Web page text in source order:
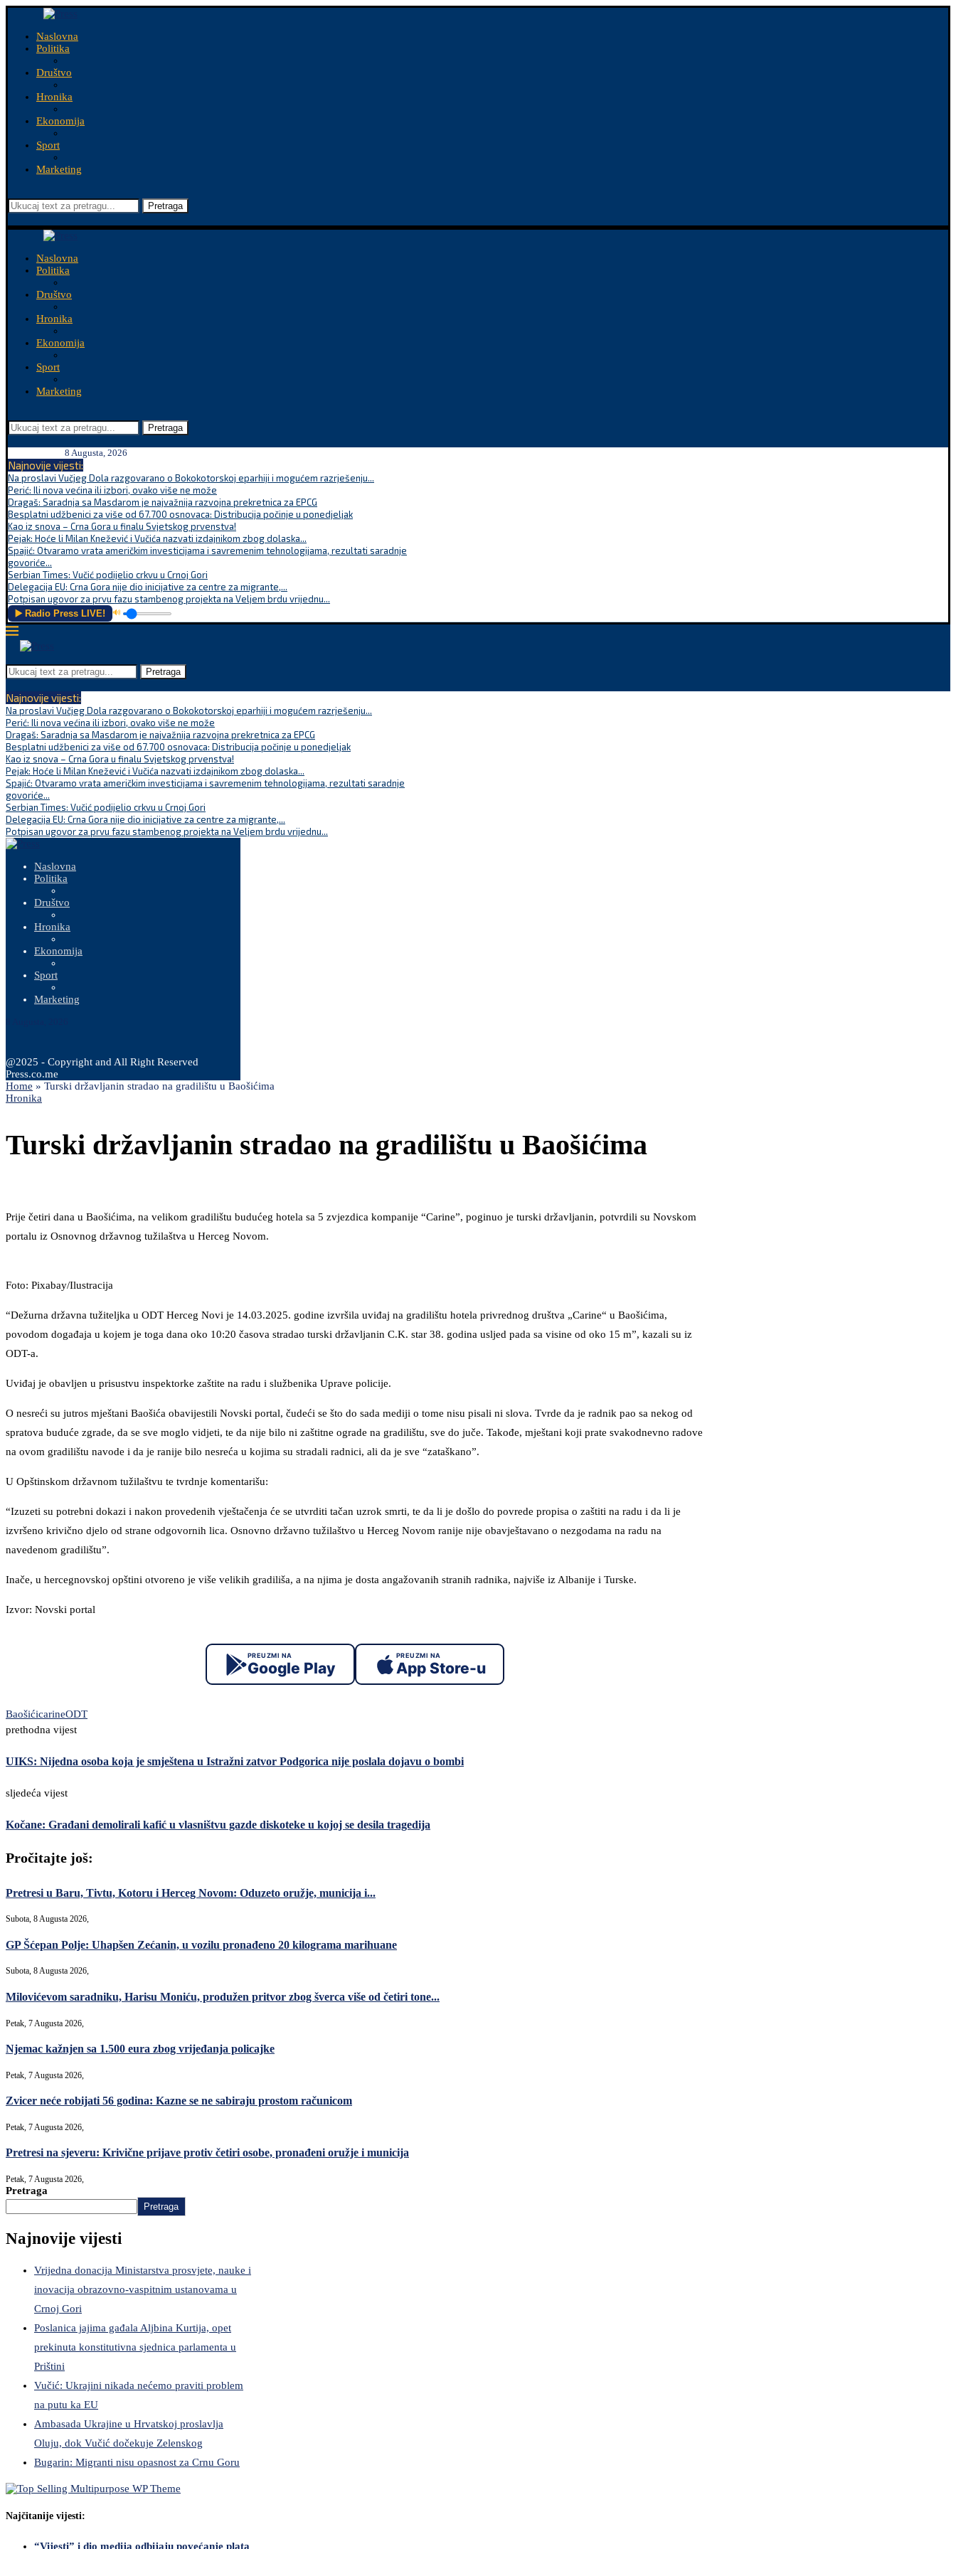
Naslovna
Politika
Društvo
Hronika
Ekonomija
Sport
Marketing
Pretraga
Naslovna
Politika
Društvo
Hronika
Ekonomija
Sport
Marketing
Pretraga
8 Augusta, 2026
Najnovije vijesti:
Na proslavi Vučjeg Dola razgovarano o Bokokotorskoj eparhiji i mogućem razrješenju...
Perić: Ili nova većina ili izbori, ovako više ne može
Dragaš: Saradnja sa Masdarom je najvažnija razvojna prekretnica za EPCG
Besplatni udžbenici za više od 67.700 osnovaca: Distribucija počinje u ponedjeljak
Kao iz snova – Crna Gora u finalu Svjetskog prvenstva!
Pejak: Hoće li Milan Knežević i Vučića nazvati izdajnikom zbog dolaska...
Spajić: Otvaramo vrata američkim investicijama i savremenim tehnologijama, rezultati saradnje
govoriće...
Serbian Times: Vučić podijelio crkvu u Crnoj Gori
Delegacija EU: Crna Gora nije dio inicijative za centre za migrante,...
Potpisan ugovor za prvu fazu stambenog projekta na Veljem brdu vrijednu...
▶️ Radio Press LIVE! 🔊
Pretraga
Najnovije vijesti:
Na proslavi Vučjeg Dola razgovarano o Bokokotorskoj eparhiji i mogućem razrješenju...
Perić: Ili nova većina ili izbori, ovako više ne može
Dragaš: Saradnja sa Masdarom je najvažnija razvojna prekretnica za EPCG
Besplatni udžbenici za više od 67.700 osnovaca: Distribucija počinje u ponedjeljak
Kao iz snova – Crna Gora u finalu Svjetskog prvenstva!
Pejak: Hoće li Milan Knežević i Vučića nazvati izdajnikom zbog dolaska...
Spajić: Otvaramo vrata američkim investicijama i savremenim tehnologijama, rezultati saradnje
govoriće...
Serbian Times: Vučić podijelio crkvu u Crnoj Gori
Delegacija EU: Crna Gora nije dio inicijative za centre za migrante,...
Potpisan ugovor za prvu fazu stambenog projekta na Veljem brdu vrijednu...
Naslovna
Politika
Društvo
Hronika
Ekonomija
Sport
Marketing
@2025 - Copyright and All Right Reserved
Press.co.me
Home » Turski državljanin stradao na gradilištu u Baošićima
Hronika
Turski državljanin stradao na gradilištu u Baošićima
Prije četiri dana u Baošićima, na velikom gradilištu budućeg hotela sa 5 zvjezdica kompanije “Carine”, poginuo je turski državljanin, potvrdili su Novskom
portalu iz Osnovnog državnog tužilaštva u Herceg Novom.
Foto: Pixabay/Ilustracija
“Dežurna državna tužiteljka u ODT Herceg Novi je 14.03.2025. godine izvršila uviđaj na gradilištu hotela privrednog društva „Carine“ u Baošićima,
povodom događaja u kojem je toga dana oko 10:20 časova stradao turski državljanin C.K. star 38. godina usljed pada sa visine od oko 15 m”, kazali su iz
ODT-a.
Uviđaj je obavljen u prisustvu inspektorke zaštite na radu i službenika Uprave policije.
O nesreći su jutros mještani Baošića obavijestili Novski portal, čudeći se što do sada mediji o tome nisu pisali ni slova. Tvrde da je radnik pao sa nekog od
spratova buduće zgrade, da se sve moglo vidjeti, te da nije bilo ni zaštitne ograde na gradilištu, sve do juče. Takođe, mještani koji prate svakodnevno radove
na ovom gradilištu navode i da je ranije bilo nesreća u kojima su stradali radnici, ali da je sve “zataškano”.
U Opštinskom državnom tužilaštvu te tvrdnje komentarišu:
“Izuzeti su potrebni dokazi i nakon provedenih vještačenja će se utvrditi tačan uzrok smrti, te da li je došlo do povrede propisa o zaštiti na radu i da li je
izvršeno krivično djelo od strane odgovornih lica. Osnovno državno tužilaštvo u Herceg Novom ranije nije obavještavano o nezgodama na radu na
navedenom gradilištu”.
Inače, u hercegnovskoj opštini otvoreno je više velikih gradiliša, a na njima je dosta angažovanih stranih radnika, najviše iz Albanije i Turske.
Izvor: Novski portal
PREUZMI NA
Google Play
PREUZMI NA
App Store-u
BaošićicarineODT
prethodna vijest
UIKS: Nijedna osoba koja je smještena u Istražni zatvor Podgorica nije poslala dojavu o bombi
sljedeća vijest
Kočane: Građani demolirali kafić u vlasništvu gazde diskoteke u kojoj se desila tragedija
Pročitajte još:
Pretresi u Baru, Tivtu, Kotoru i Herceg Novom: Oduzeto oružje, municija i...
Subota, 8 Augusta 2026,
GP Šćepan Polje: Uhapšen Zećanin, u vozilu pronađeno 20 kilograma marihuane
Subota, 8 Augusta 2026,
Milovićevom saradniku, Harisu Moniću, produžen pritvor zbog šverca više od četiri tone...
Petak, 7 Augusta 2026,
Njemac kažnjen sa 1.500 eura zbog vrijeđanja policajke
Petak, 7 Augusta 2026,
Zvicer neće robijati 56 godina: Kazne se ne sabiraju prostom računicom
Petak, 7 Augusta 2026,
Pretresi na sjeveru: Krivične prijave protiv četiri osobe, pronađeni oružje i municija
Petak, 7 Augusta 2026,
Pretraga
Pretraga
Najnovije vijesti
Vrijedna donacija Ministarstva prosvjete, nauke i
inovacija obrazovno-vaspitnim ustanovama u
Crnoj Gori
Poslanica jajima gađala Aljbina Kurtija, opet
prekinuta konstitutivna sjednica parlamenta u
Prištini
Vučić: Ukrajini nikada nećemo praviti problem
na putu ka EU
Ambasada Ukrajine u Hrvatskoj proslavlja
Oluju, dok Vučić dočekuje Zelenskog
Bugarin: Migranti nisu opasnost za Crnu Goru
Najčitanije vijesti:
“Vijesti” i dio medija odbijaju povećanje plata